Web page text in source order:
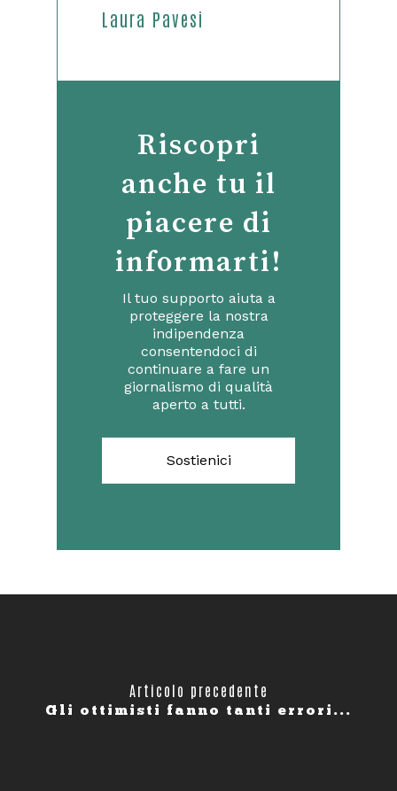
Laura Pavesi
Riscopri
anche tu il
piacere di
informarti!
Il tuo supporto aiuta a
proteggere la nostra
indipendenza
consentendoci di
continuare a fare un
giornalismo di qualità
aperto a tutti.
Sostienici
Articolo precedente
Gli ottimisti fanno tanti errori...